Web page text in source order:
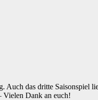
das dritte Saisonspiel
Vielen Dank an euch!